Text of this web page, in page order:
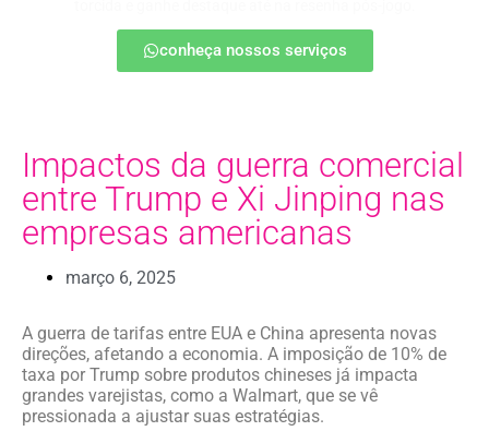
conheça nossos serviços
Impactos da guerra comercial
entre Trump e Xi Jinping nas
empresas americanas
março 6, 2025
A guerra de tarifas entre EUA e China apresenta novas
direções, afetando a economia. A imposição de 10% de
taxa por Trump sobre produtos chineses já impacta
grandes varejistas, como a Walmart, que se vê
pressionada a ajustar suas estratégias.